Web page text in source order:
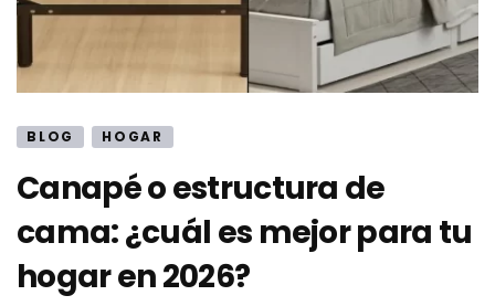
BLOG HOGAR
Canapé o estructura de
cama: ¿cuál es mejor para tu
hogar en 2026?